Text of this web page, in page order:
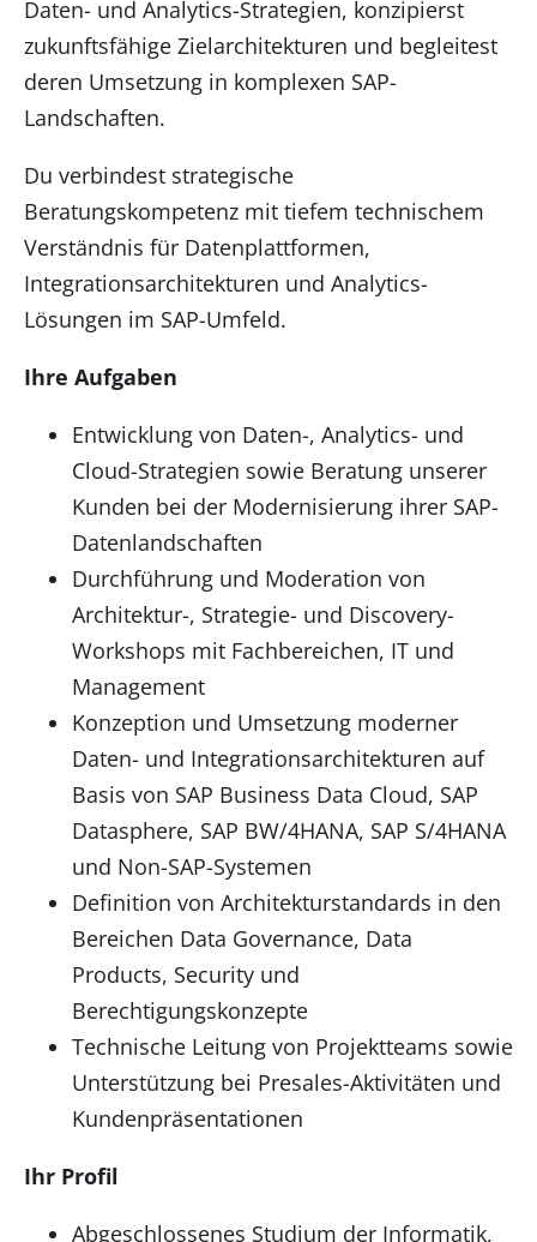
Daten- und Analytics-Strategien, konzipierst
zukunftsfähige Zielarchitekturen und begleitest
deren Umsetzung in komplexen SAP-
Landschaften.
Du verbindest strategische
Beratungskompetenz mit tiefem technischem
Verständnis für Datenplattformen,
Integrationsarchitekturen und Analytics-
Lösungen im SAP-Umfeld.
Ihre Aufgaben
Entwicklung von Daten-, Analytics- und
Cloud-Strategien sowie Beratung unserer
Kunden bei der Modernisierung ihrer SAP-
Datenlandschaften
Durchführung und Moderation von
Architektur-, Strategie- und Discovery-
Workshops mit Fachbereichen, IT und
Management
Konzeption und Umsetzung moderner
Daten- und Integrationsarchitekturen auf
Basis von SAP Business Data Cloud, SAP
Datasphere, SAP BW/4HANA, SAP S/4HANA
und Non-SAP-Systemen
Definition von Architekturstandards in den
Bereichen Data Governance, Data
Products, Security und
Berechtigungskonzepte
Technische Leitung von Projektteams sowie
Unterstützung bei Presales-Aktivitäten und
Kundenpräsentationen
Ihr Profil
Abgeschlossenes Studium der Informatik,